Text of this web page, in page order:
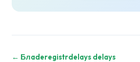
← Блaderegistrdelays delays